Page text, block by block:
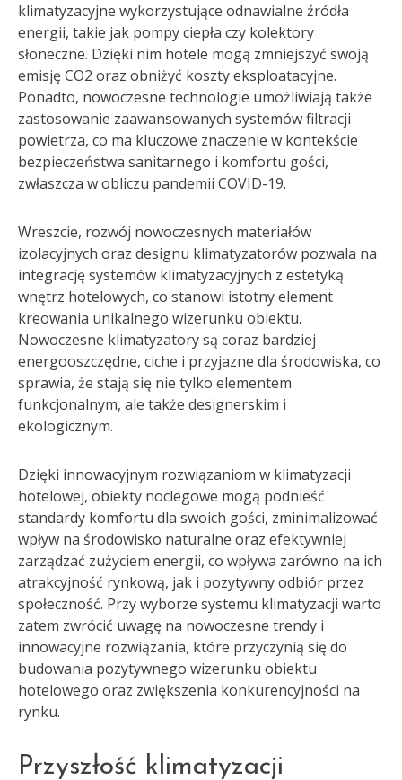
klimatyzacyjne wykorzystujące odnawialne źródła
energii, takie jak pompy ciepła czy kolektory
słoneczne. Dzięki nim hotele mogą zmniejszyć swoją
emisję CO2 oraz obniżyć koszty eksploatacyjne.
Ponadto, nowoczesne technologie umożliwiają także
zastosowanie zaawansowanych systemów filtracji
powietrza, co ma kluczowe znaczenie w kontekście
bezpieczeństwa sanitarnego i komfortu gości,
zwłaszcza w obliczu pandemii COVID-19.
Wreszcie, rozwój nowoczesnych materiałów
izolacyjnych oraz designu klimatyzatorów pozwala na
integrację systemów klimatyzacyjnych z estetyką
wnętrz hotelowych, co stanowi istotny element
kreowania unikalnego wizerunku obiektu.
Nowoczesne klimatyzatory są coraz bardziej
energooszczędne, ciche i przyjazne dla środowiska, co
sprawia, że stają się nie tylko elementem
funkcjonalnym, ale także designerskim i
ekologicznym.
Dzięki innowacyjnym rozwiązaniom w klimatyzacji
hotelowej, obiekty noclegowe mogą podnieść
standardy komfortu dla swoich gości, zminimalizować
wpływ na środowisko naturalne oraz efektywniej
zarządzać zużyciem energii, co wpływa zarówno na ich
atrakcyjność rynkową, jak i pozytywny odbiór przez
społeczność. Przy wyborze systemu klimatyzacji warto
zatem zwrócić uwagę na nowoczesne trendy i
innowacyjne rozwiązania, które przyczynią się do
budowania pozytywnego wizerunku obiektu
hotelowego oraz zwiększenia konkurencyjności na
rynku.
Przyszłość klimatyzacji